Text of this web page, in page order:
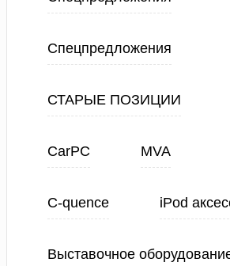
Спецпредложения
СТАРЫЕ ПОЗИЦИИ
CarPC MVA
C-quence iPod
Выставочное